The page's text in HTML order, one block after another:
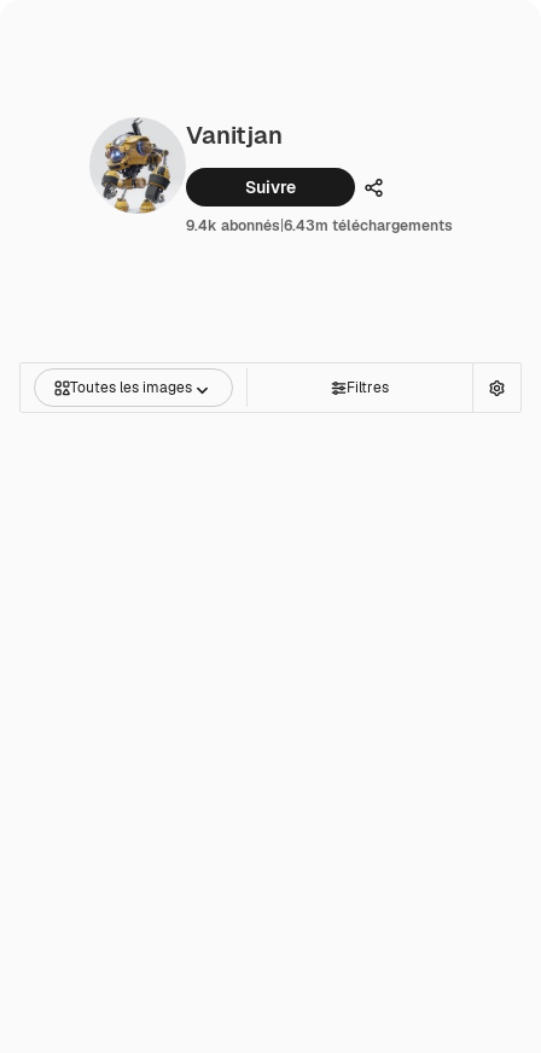
Vanitjan
Suivre Partager
9.4k abonnés|6.43m téléchargements
Toutes les images Filtres